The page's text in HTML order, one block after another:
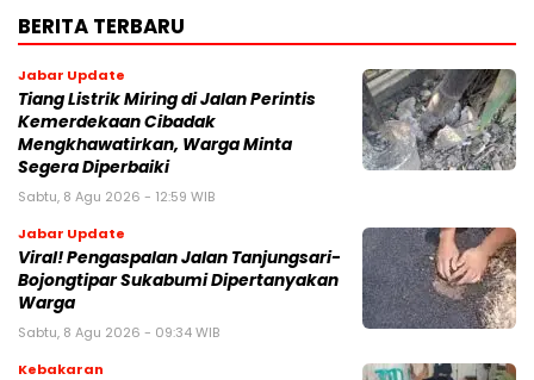
BERITA TERBARU
Jabar Update
Tiang Listrik Miring di Jalan Perintis
Kemerdekaan Cibadak
Mengkhawatirkan, Warga Minta
Segera Diperbaiki
Sabtu, 8 Agu 2026 - 12:59 WIB
Jabar Update
Viral! Pengaspalan Jalan Tanjungsari-
Bojongtipar Sukabumi Dipertanyakan
Warga
Sabtu, 8 Agu 2026 - 09:34 WIB
Kebakaran